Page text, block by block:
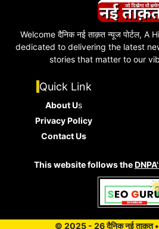
Welcome दैनिक नई ताक़त न्यूज पोर्टल,
dedicated to delivering the latest
stories that matter to our
Quick Link
About Us
Privacy Policy
Contact Us
This website follows the
© 2025 - 26 दैनिक नई ताक़त •